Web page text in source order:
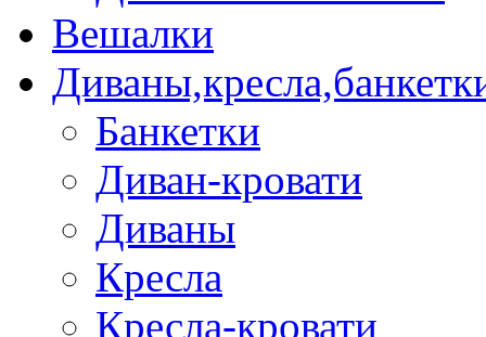
Вешалки
Банкетки
Диван-кровати
Диваны
Кресла
Кресла-кровати